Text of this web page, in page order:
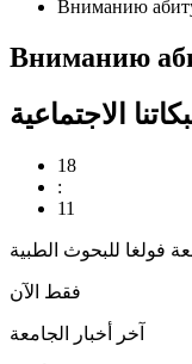
Вниманию
Вниманию
الاجتماعية
18
:
11
فولغا للبحوث الطبية
فقط الآن
آخر أخبار الجامعة